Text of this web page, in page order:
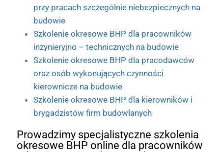
przy pracach szczególnie niebezpiecznych na
budowie
Szkolenie okresowe BHP dla pracowników
inżynieryjno – technicznych na budowie
Szkolenie okresowe BHP dla pracodawców
oraz osób wykonujących czynności
kierownicze na budowie
Szkolenie okresowe BHP dla kierowników i
brygadzistów firm budowlanych
Prowadzimy specjalistyczne szkolenia
okresowe BHP online dla pracowników